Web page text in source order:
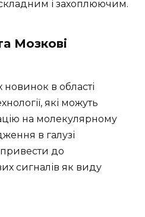
і захоплюючим.
Мозкові
в області
які можуть
на молекулярному
в галузі
привести до
сигналів як виду